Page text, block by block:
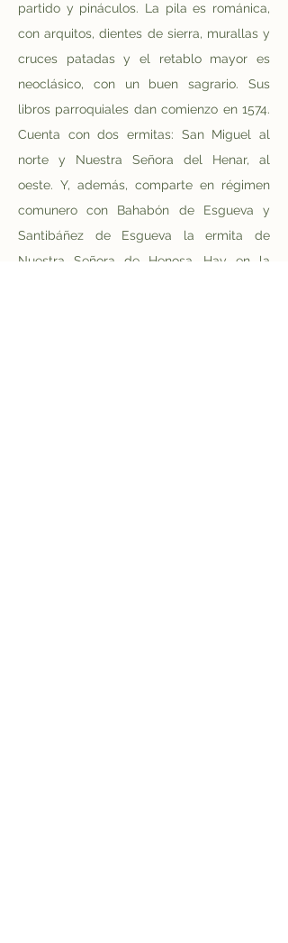
partido y pináculos. La pila es románica,
con arquitos, dientes de sierra, murallas y
cruces patadas y el retablo mayor es
neoclásico, con un buen sagrario. Sus
libros parroquiales dan comienzo en 1574.
Cuenta con dos ermitas: San Miguel al
norte y Nuestra Señora del Henar, al
oeste. Y, además, comparte en régimen
comunero con Bahabón de Esgueva y
Santibáñez de Esgueva la ermita de
Nuestra Señora de Henosa. Hay en la